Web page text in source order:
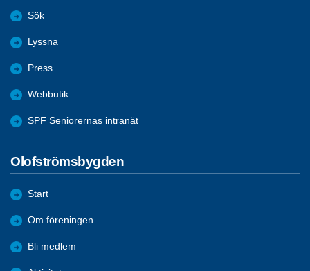
Sök
Lyssna
Press
Webbutik
SPF Seniorernas intranät
Olofströmsbygden
Start
Om föreningen
Bli medlem